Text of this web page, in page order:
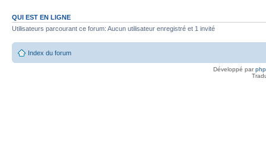
QUI EST EN LIGNE
Utilisateurs parcourant ce forum: Aucun utilisateur enregistré et 1 invité
Index du forum
Développé par